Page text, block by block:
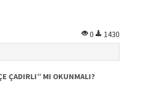
0
1430
ÇADIRLI” MI OKUNMALI?